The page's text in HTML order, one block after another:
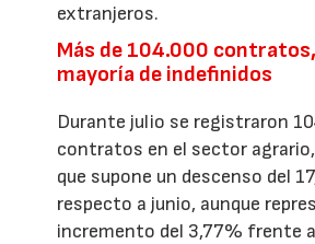
extranjeros.
Más de 104.000
mayoría de indefinidos
Durante julio se registraron
contratos en el sector
que supone un descenso del
respecto a junio, aunque
incremento del 3,77% frente